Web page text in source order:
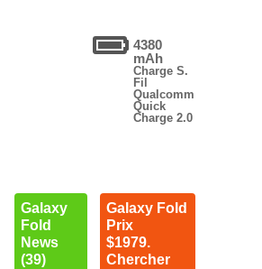
4380
mAh
Charge S.
Fil
Qualcomm
Quick
Charge 2.0
Galaxy
Fold
News
(39)
Galaxy Fold
Prix
$1979.
Chercher